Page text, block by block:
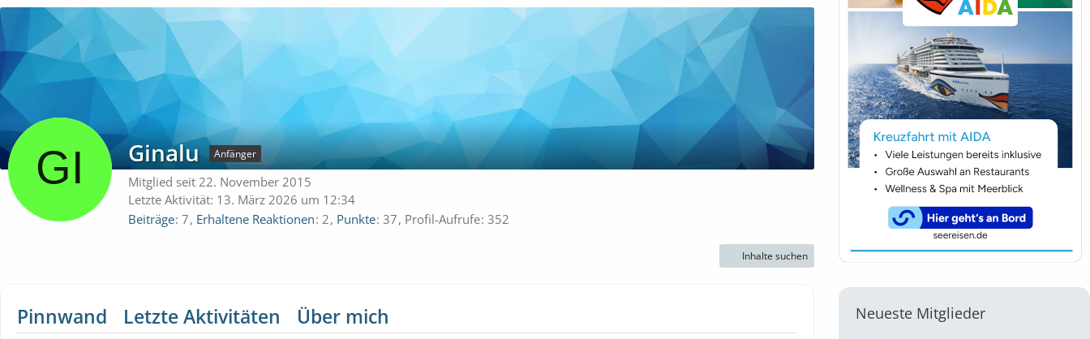
Ginalu Anfänger
Mitglied seit 22. November 2015
Letzte Aktivität: 13. März 2026 um 12:34
Beiträge 7 Erhaltene Reaktionen 2 Punkte 37 Profil-Aufrufe 352
Inhalte suchen
Pinnwand Letzte Aktivitäten Über mich Neueste Mitglieder